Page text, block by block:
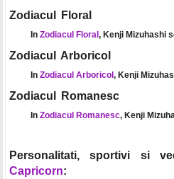
Zodiacul Floral
In Zodiacul Floral , Kenji Mizuhashi
Zodiacul Arboricol
In Zodiacul Arboricol , Kenji
Zodiacul Romanesc
In Zodiacul Romanesc, Kenji
Personalitati, sportivi si
Capricorn: